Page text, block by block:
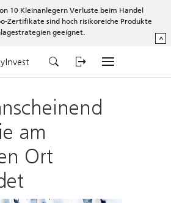
10 Kleinanlegern Verluste beim Handel
Zertifikate sind hoch risikoreiche Produkte
geeignet.
^
am
Ort